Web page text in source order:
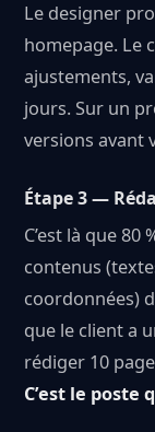
Le designer
homepage. Le
ajustements,
jours. Sur un
versions avant
Étape 3 —
C’est là que
contenus
coordonnées)
que le client a
rédiger 10
C’est le poste